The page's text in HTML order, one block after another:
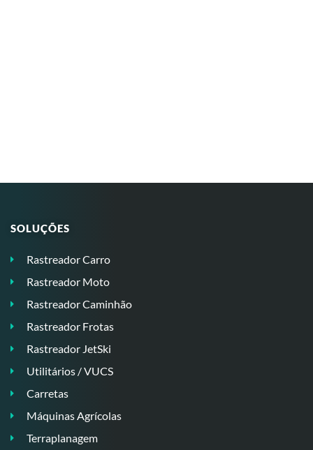
SOLUÇÕES
Rastreador Carro
Rastreador Moto
Rastreador Caminhão
Rastreador Frotas
Rastreador JetSki
Utilitários / VUCS
Carretas
Máquinas Agrícolas
Terraplanagem